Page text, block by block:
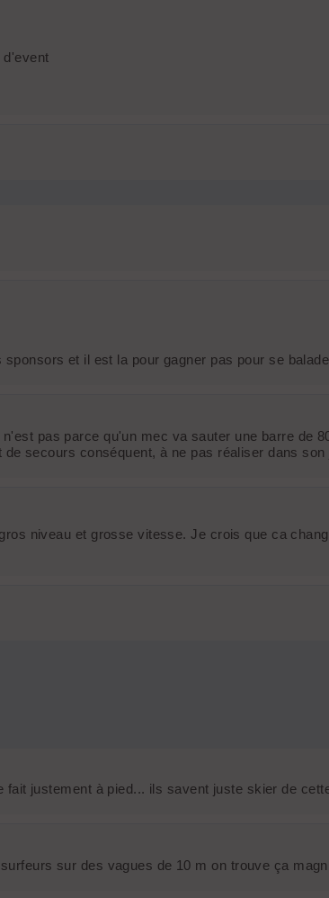
d'event
et il est la pour gagner pas pour se
pas parce qu'un mec va sauter une barre de
secours conséquent, à ne pas réaliser dans
niveau et grosse vitesse. Je crois que ca
justement à pied... ils savent juste skier de
sur des vagues de 10 m on trouve ça